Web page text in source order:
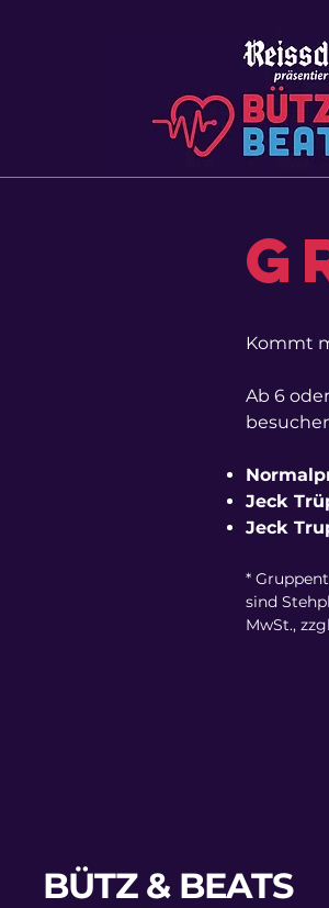
Kommt
Ab 6
Jeck
Jeck
*
sind
MwSt.,
BÜTZ & BEATS